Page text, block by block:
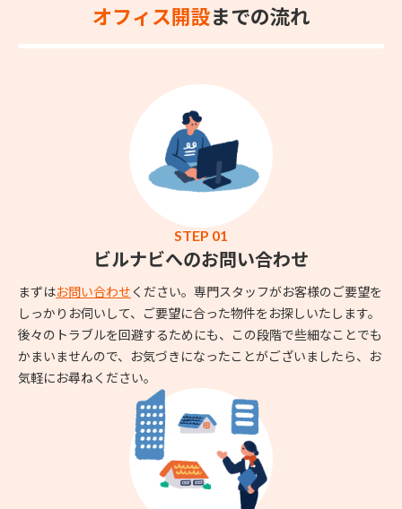
オフィス開設までの流れ
STEP 01
ビルナビへのお問い合わせ
まずはお問い合わせ ください。専門スタッフがお客様のご要望を
しっかりお伺いして、ご要望に合った物件をお探しいたします。
後々のトラブルを回避するためにも、この段階で些細なことでも
かまいませんので、お気づきになったことがございましたら、お
気軽にお尋ねください。